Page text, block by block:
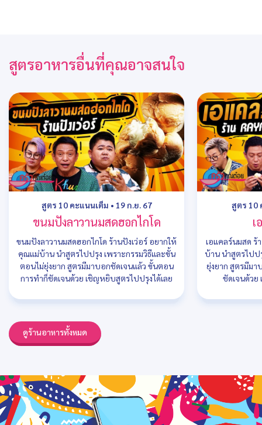
สูตรอาหารอื่นที่คุณอาจสนใจ
สูตร 10 คะแนนเต็ม • 19 ก.ย. 67
ขนมปังลาวานมสดฮอกไกโด
ขนมปังลาวานมสดฮอกไกโด ร้านปังเว่อร์ อยากให้
คุณแม่บ้าน นำสูตรไปปรุง เพราะกรรมวิธีและขั้น
ตอนไม่ยุ่งยาก สูตรมีมาบอกชัดเจนแล้ว ขั้นตอน
การทำก็ชัดเจนด้วย เชิญหยิบสูตรไปปรุงได้เลย
สูตร 10
เอแคลร์นมสด ร้
บ้าน นำสูตรไปป
ยุ่งยาก สูตรมีม
ชัดเจนด้วย
ดูร้านอาหารทั้งหมด